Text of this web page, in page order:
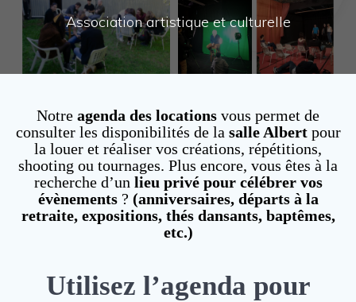
Association artistique et culturelle
Notre agenda des locations vous permet de
consulter les disponibilités de la salle Albertpour
la louer et réaliser vos créations, répétitions,
shooting ou tournages. Plus encore, vous êtes à la
recherche d’un lieu privé pour célébrer vos
évènements? (anniversaires, départs à la
retraite, expositions, thés dansants, baptêmes,
etc.)
Utilisez l’agenda pour